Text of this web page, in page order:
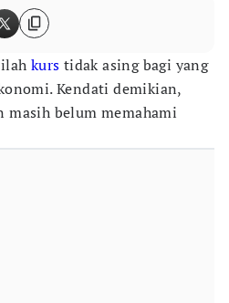
kurs tidak asing bagi yang
Kendati demikian,
masih belum memahami